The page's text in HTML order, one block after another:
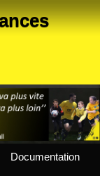
Documentation